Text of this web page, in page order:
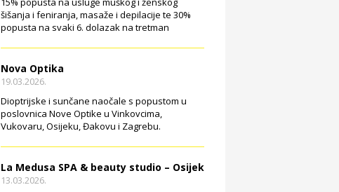
šišanja i feniranja, masaže i depilacije te 30%
popusta na svaki 6. dolazak na tretman
Nova Optika
19.03.2026.
Dioptrijske i sunčane naočale s popustom u
poslovnica Nove Optike u Vinkovcima,
Vukovaru, Osijeku, Đakovu i Zagrebu.
La Medusa SPA & beauty studio – Osijek
13.03.2026.